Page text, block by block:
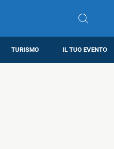
TURISMO IL TUO EVENTO